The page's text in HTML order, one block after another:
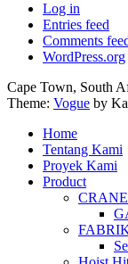
Log in
Entries feed
Comments
WordPress.org
Cape Town, South
Theme: Vogue by
Home
Tentang Kami
Proyek Kami
Product
CRANE